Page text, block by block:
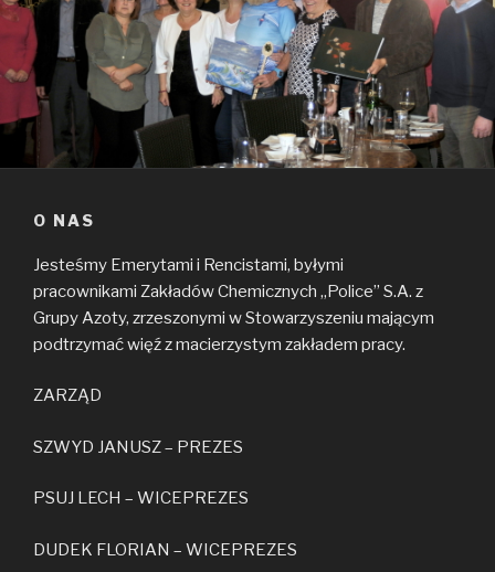
O NAS
Jesteśmy Emerytami i Rencistami, byłymi
pracownikami Zakładów Chemicznych „Police” S.A. z
Grupy Azoty, zrzeszonymi w Stowarzyszeniu mającym
podtrzymać więź z macierzystym zakładem pracy.
ZARZĄD
SZWYD JANUSZ – PREZES
PSUJ LECH – WICEPREZES
DUDEK FLORIAN – WICEPREZES